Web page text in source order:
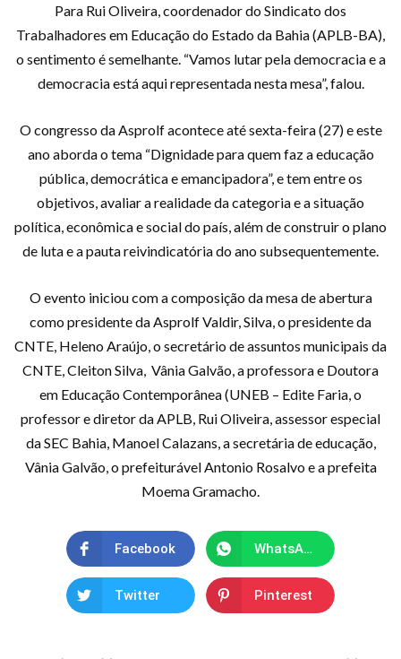
Para Rui Oliveira, coordenador do Sindicato dos
Trabalhadores em Educação do Estado da Bahia (APLB-BA),
o sentimento é semelhante. “Vamos lutar pela democracia e a
democracia está aqui representada nesta mesa”, falou.
O congresso da Asprolf acontece até sexta-feira (27) e este
ano aborda o tema “Dignidade para quem faz a educação
pública, democrática e emancipadora”, e tem entre os
objetivos, avaliar a realidade da categoria e a situação
política, econômica e social do país, além de construir o plano
de luta e a pauta reivindicatória do ano subsequentemente.
O evento iniciou com a composição da mesa de abertura
como presidente da Asprolf Valdir, Silva, o presidente da
CNTE, Heleno Araújo, o secretário de assuntos municipais da
CNTE, Cleiton Silva, Vânia Galvão, a professora e Doutora
em Educação Contemporânea (UNEB – Edite Faria, o
professor e diretor da APLB, Rui Oliveira, assessor especial
da SEC Bahia, Manoel Calazans, a secretária de educação,
Vânia Galvão, o prefeiturável Antonio Rosalvo e a prefeita
Moema Gramacho.
Facebook WhatsApp
Twitter Pinterest